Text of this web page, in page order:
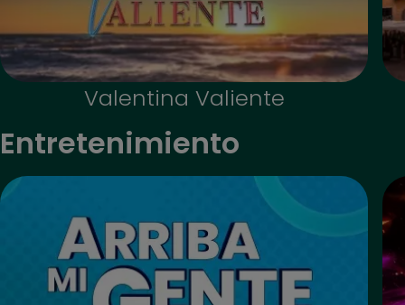
Valentina Valiente
Entretenimiento